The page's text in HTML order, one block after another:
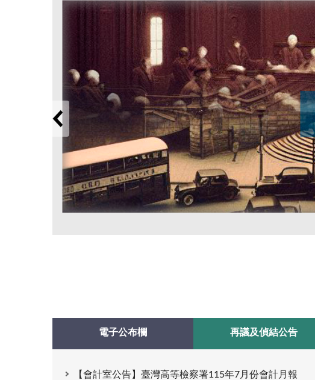
電子公布欄
【會計室公告】臺灣高等檢察署115年7月份會計月報
再議及偵結公告